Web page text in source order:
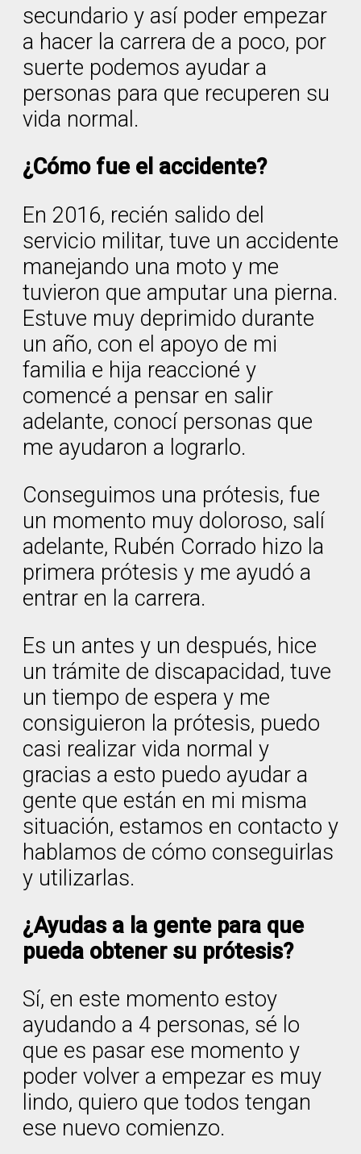
secundario y así poder empezar
a hacer la carrera de a poco, por
suerte podemos ayudar a
personas para que recuperen su
vida normal.
¿Cómo fue el accidente?
En 2016, recién salido del
servicio militar, tuve un accidente
manejando una moto y me
tuvieron que amputar una pierna.
Estuve muy deprimido durante
un año, con el apoyo de mi
familia e hija reaccioné y
comencé a pensar en salir
adelante, conocí personas que
me ayudaron a lograrlo.
Conseguimos una prótesis, fue
un momento muy doloroso, salí
adelante, Rubén Corrado hizo la
primera prótesis y me ayudó a
entrar en la carrera.
Es un antes y un después, hice
un trámite de discapacidad, tuve
un tiempo de espera y me
consiguieron la prótesis, puedo
casi realizar vida normal y
gracias a esto puedo ayudar a
gente que están en mi misma
situación, estamos en contacto y
hablamos de cómo conseguirlas
y utilizarlas.
¿Ayudas a la gente para que
pueda obtener su prótesis?
Sí, en este momento estoy
ayudando a 4 personas, sé lo
que es pasar ese momento y
poder volver a empezar es muy
lindo, quiero que todos tengan
ese nuevo comienzo.